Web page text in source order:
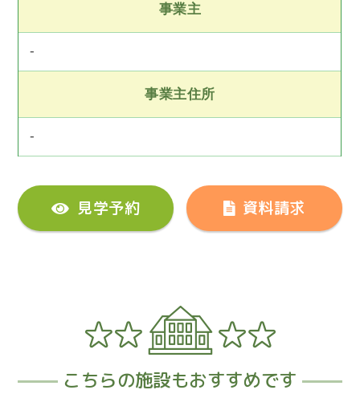
事業主
-
事業主住所
-
見学予約 資料請求
こちらの施設もおすすめです